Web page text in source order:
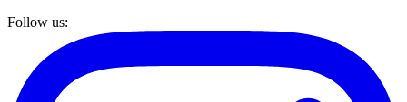
Follow us: